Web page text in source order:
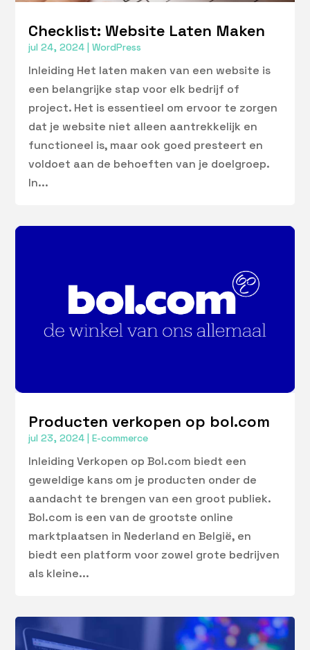
Checklist: Website Laten Maken
jul 24, 2024 |WordPress
Inleiding Het laten maken van een website is
een belangrijke stap voor elk bedrijf of
project. Het is essentieel om ervoor te zorgen
dat je website niet alleen aantrekkelijk en
functioneel is, maar ook goed presteert en
voldoet aan de behoeften van je doelgroep.
In...
Producten verkopen op bol.com
jul 23, 2024 |E-commerce
Inleiding Verkopen op Bol.com biedt een
geweldige kans om je producten onder de
aandacht te brengen van een groot publiek.
Bol.com is een van de grootste online
marktplaatsen in Nederland en België, en
biedt een platform voor zowel grote bedrijven
als kleine...